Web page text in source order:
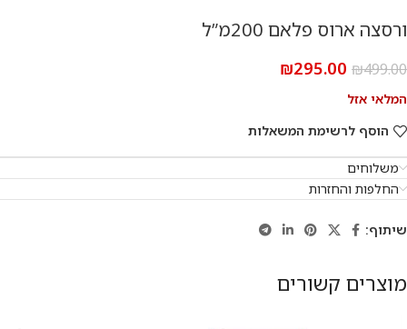
ורסצה ארוס פלאם 200מ”ל
₪499.00
₪295.00
המלאי אזל
הוסף לרשימת המשאלות
משלוחים
החלפות והחזרות
שיתוף:
מוצרים קשורים